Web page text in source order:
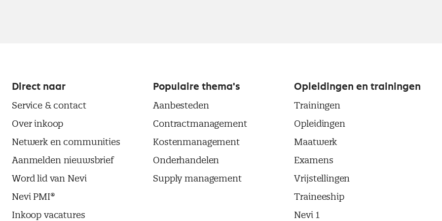
Direct naar
Service & contact
Over inkoop
Netwerk en communities
Aanmelden nieuwsbrief
Word lid van Nevi
Nevi PMI®
Inkoop vacatures
Populaire thema's
Aanbesteden
Contractmanagement
Kostenmanagement
Onderhandelen
Supply management
Opleidingen en trainingen
Trainingen
Opleidingen
Maatwerk
Examens
Vrijstellingen
Traineeship
Nevi 1